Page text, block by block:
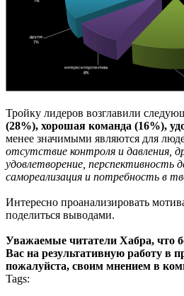
Тройку лидеров возглавили
(28%), хорошая команда (16%),
менее значимыми являются для
отсутствие контроля и давления,
удовлетворение, перспективность
самореализация и потребность в
Интересно проанализировать
поделиться выводами.
Уважаемые читатели Хабра, что
Вас на результативную работу в
пожалуйста, своим мнением в
Tags: